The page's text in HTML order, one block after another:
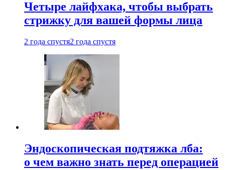
Четыре лайфхака, чтобы выбрать
стрижку для вашей формы лица
2 года спустя2 года спустя
Эндоскопическая подтяжка лба:
о чем важно знать перед операцией